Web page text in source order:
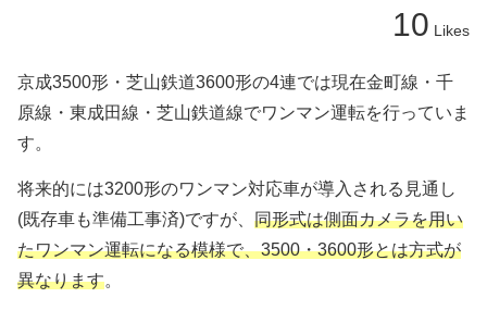
10 Likes
京成3500形・芝山鉄道3600形の4連では現在金町線・千
原線・東成田線・芝山鉄道線でワンマン運転を行っていま
す。
将来的には3200形のワンマン対応車が導入される見通し
(既存車も準備工事済)ですが、 同形式は側面カメラを用い
たワンマン運転になる模様で、3500・3600形とは方式が
異なります。